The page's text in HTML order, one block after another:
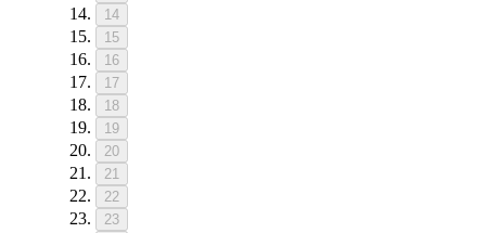
14
15
16
17
18
19
20
21
22
23